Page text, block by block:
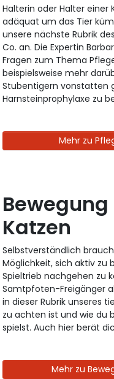
Halterin oder Halter einer
adäquat um das Tier
unsere nächste Rubrik
Co. an. Die Expertin
Fragen zum Thema
beispielsweise mehr
Stubentigern vonstatten
Harnsteinprophylaxe zu
Mehr zu
Katzen
Selbstverständlich
Möglichkeit, sich aktiv zu
Spieltrieb nachgehen zu
Samtpfoten-Freigänger
in dieser Rubrik unseres
zu achten ist und wie du
spielst. Auch hier berät
Mehr zu